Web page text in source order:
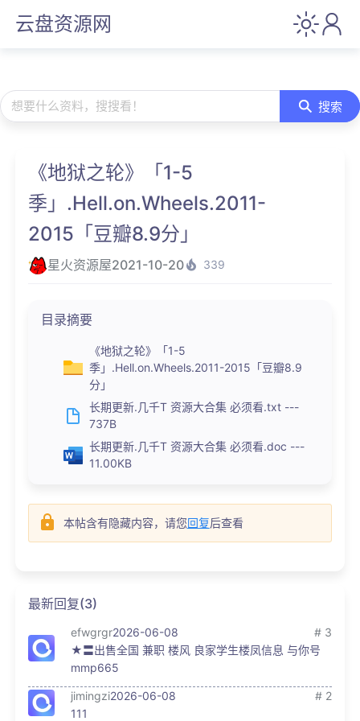
云盘资源网
想要什么资料，搜搜看！ 搜索
《地狱之轮》「1-5
季」.Hell.on.Wheels.2011-
2015「豆瓣8.9分」
星火资源屋2021-10-20 339
目录摘要
《地狱之轮》「1-5
季」.Hell.on.Wheels.2011-2015「豆瓣8.9
分」
长期更新.几千T 资源大合集 必须看.txt ---
737B
长期更新.几千T 资源大合集 必须看.doc ---
11.00KB
本帖含有隐藏内容，请您回复后查看
最新回复(3)
efwgrgr2026-06-08
# 3
★〓出售全国 兼职 楼风 良家学生楼凤信息 与你号
mmp665
jimingzi2026-06-08
# 2
111